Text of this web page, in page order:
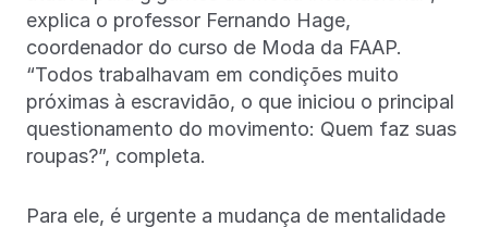
explica o professor Fernando Hage,
coordenador do curso de Moda da FAAP.
“Todos trabalhavam em condições muito
próximas à escravidão, o que iniciou o principal
questionamento do movimento: Quem faz suas
roupas?”, completa.
Para ele, é urgente a mudança de mentalidade